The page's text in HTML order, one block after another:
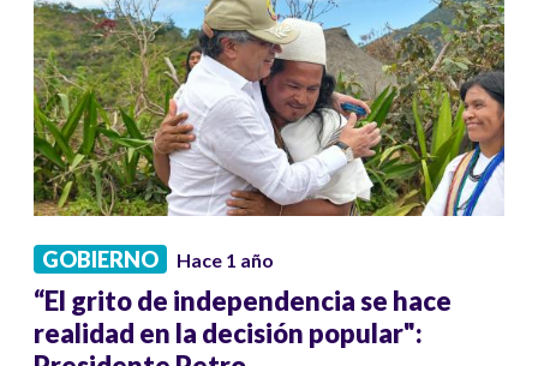
GOBIERNO Hace 1 año
“El grito de independencia se hace
realidad en la decisión popular":